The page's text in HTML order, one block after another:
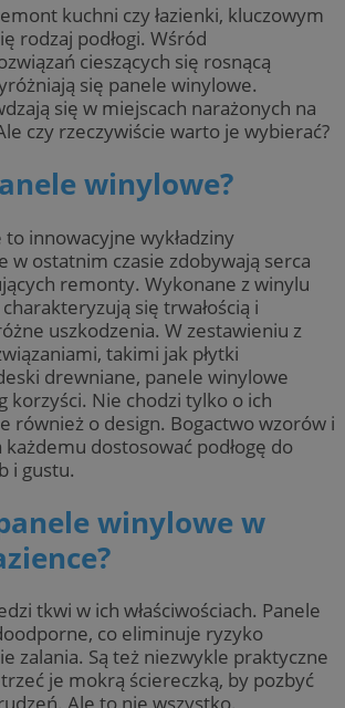
kuchni czy łazienki, kluczowym
rodzaj podłogi. Wśród
cieszących się rosnącą
się panele winylowe.
się w miejscach narażonych na
czy rzeczywiście warto je wybierać?
winylowe?
innowacyjne wykładziny
w ostatnim czasie zdobywają serca
remonty. Wykonane z winylu
się trwałością i
uszkodzenia. W zestawieniu z
takimi jak płytki
drewniane, panele winylowe
korzyści. Nie chodzi tylko o ich
również o design. Bogactwo wzorów i
dostosować podłogę do
i gustu.
winylowe w
tkwi w ich właściwościach. Panele
co eliminuje ryzyko
zalania. Są też niezwykle praktyczne
je mokrą ściereczką, by pozbyć